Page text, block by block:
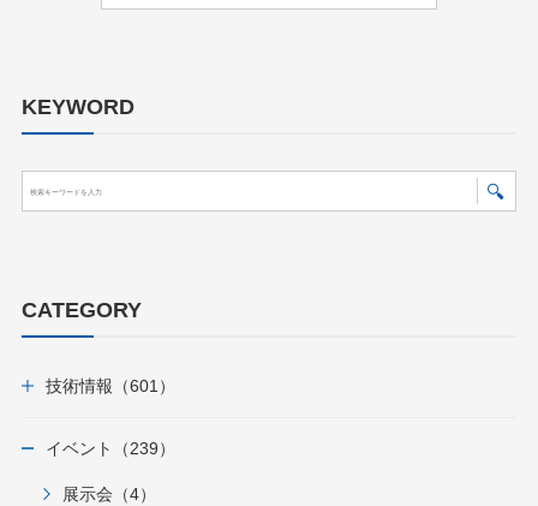
KEYWORD
CATEGORY
技術情報（601）
イベント（239）
展示会（4）